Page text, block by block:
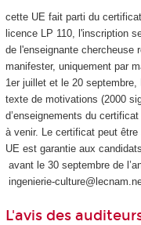
cette UE fait parti du
licence LP 110, l'inscription
de l'enseignante chercheuse
manifester, uniquement par
1er juillet et le 20
texte de motivations (2000
d’enseignements du
à venir. Le certificat peut
UE est garantie aux
avant le 30 septembre de
ingenierie-
L'avis des